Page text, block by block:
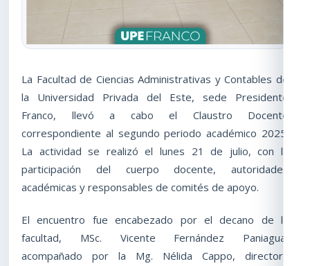
La Facultad de Ciencias Administrativas y Contables de
la Universidad Privada del Este, sede Presidente
Franco, llevó a cabo el Claustro Docente
correspondiente al segundo periodo académico 2025.
La actividad se realizó el lunes 21 de julio, con la
participación del cuerpo docente, autoridades
académicas y responsables de comités de apoyo.
El encuentro fue encabezado por el decano de la
facultad, MSc. Vicente Fernández Paniagua,
acompañado por la Mg. Nélida Cappo, directora